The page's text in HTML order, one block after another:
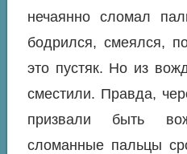
нечаянно сломал
бодрился, смеялся,
это пустяк. Но из
сместили. Правда,
призвали быть
сломанные пальцы